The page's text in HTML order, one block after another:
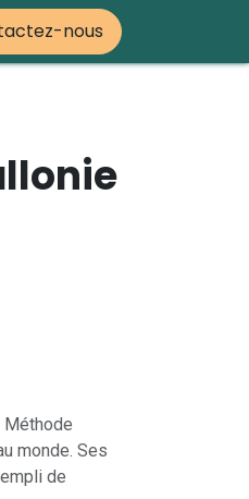
nous
Méthode
monde. Ses
de